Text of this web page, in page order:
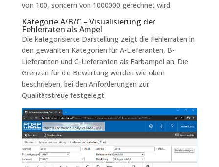
von 100, sondern von 1000000 gerechnet wird.
Kategorie A/B/C – Visualisierung der
Fehlerraten als Ampel
Die kategorisierte Darstellung zeigt die Fehlerraten in
den gewählten Kategorien für A-Lieferanten, B-
Lieferanten und C-Lieferanten als Farbampel an. Die
Grenzen für die Bewertung werden wie oben
beschrieben, bei den Anforderungen zur
Qualitätstreue festgelegt.